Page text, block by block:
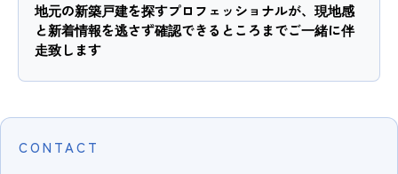
地元の新築戸建を探すプロフェッショナルが、現地感
と新着情報を逃さず確認できるところまでご一緒に伴
走致します
CONTACT